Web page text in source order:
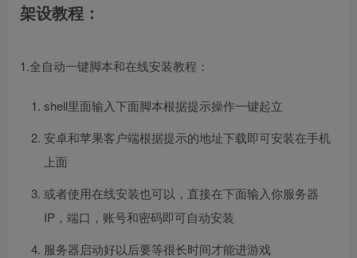
架设教程：
1.全自动一键脚本和在线安装教程：
shell里面输入下面脚本根据提示操作一键起立
安卓和苹果客户端根据提示的地址下载即可安装在手机
上面
或者使用在线安装也可以，直接在下面输入你服务器
IP，端口，账号和密码即可自动安装
服务器启动好以后要等很长时间才能进游戏